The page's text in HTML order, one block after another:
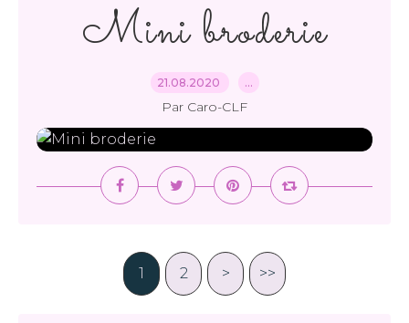
Mini broderie
21.08.2020 …
Par Caro-CLF
1 2 > >>